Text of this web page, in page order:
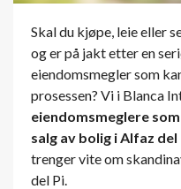
Skal du kjøpe, leie eller
og er på jakt etter en
eiendomsmegler som
prosessen? Vi i Blanca
eiendomsmeglere
salg av bolig i Alfaz del
trenger vite om
del Pi.